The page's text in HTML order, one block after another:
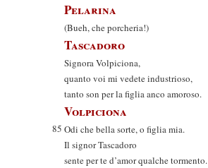
Pelarina
(Bueh, che porcheria!)
Tascadoro
Signora Volpiciona,
quanto voi mi vedete industrioso,
tanto son per la figlia anco amoroso.
Volpiciona
85 Odi che bella sorte, o figlia mia.
Il signor Tascadoro
sente per te d’amor qualche tormento.